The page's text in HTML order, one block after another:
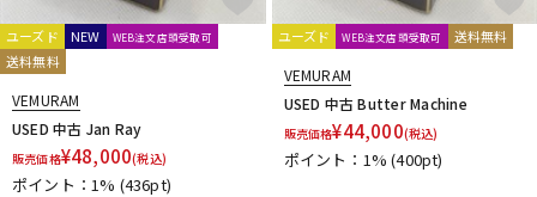
管楽器 その他楽器
エフェクター
DJ機器
ユーズド NEW WEB注文店頭受取可
送料無料
VEMURAM
USED 中古 Jan Ray
販売価格¥48,000(税込)
ポイント：1% (436pt)
ユーズド WEB注文店頭受取可 送料無料
VEMURAM
USED 中古 Butter Machine
販売価格¥44,000(税込)
ポイント：1%(400pt)